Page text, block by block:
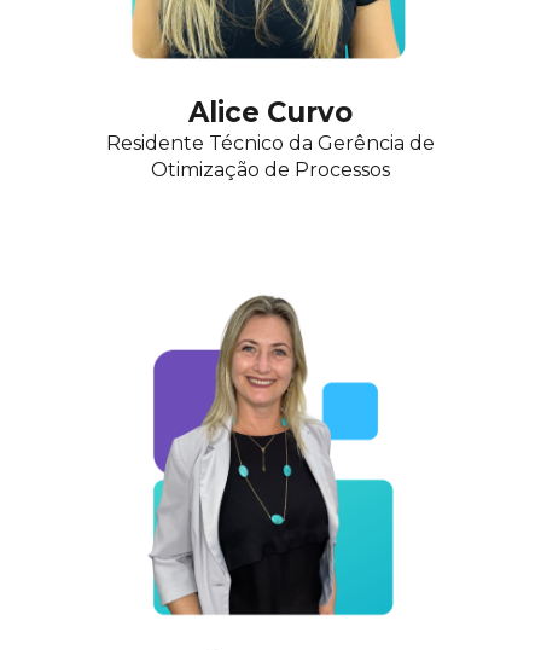
Alice Curvo
Residente Técnico da Gerência de
Otimização de Processos